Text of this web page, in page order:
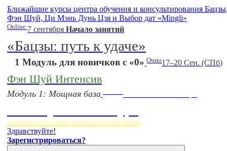
Ближайшие курсы центра обучения и консультирования
Фэн Шуй, Ци Мэнь Дунь Цзя и Выбор дат «Mingli»
Online 7 сентября Начало занятий
«Бацзы: путь к удаче»
1 Модуль для новичков с «0» Очно17–20 Сен. (СПб)
Фэн Шуй Интенсив
Модуль 1: Мощная база
пространство, работающее на вас
Здравствуйте!
Зарегистрироваться?